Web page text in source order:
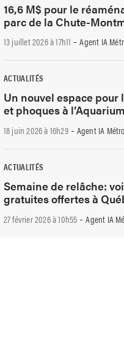
16,6 M$ pour le
parc de la Chute-
13 juillet 2026 à 17h11 -Agent IA
ACTUALITÉS
Un nouvel espace pour
et phoques à
18 juin 2026 à 16h29-Agent IA
ACTUALITÉS
Semaine de relâche:
gratuites offertes à
27 février 2026 à 10h55 -Agent IA